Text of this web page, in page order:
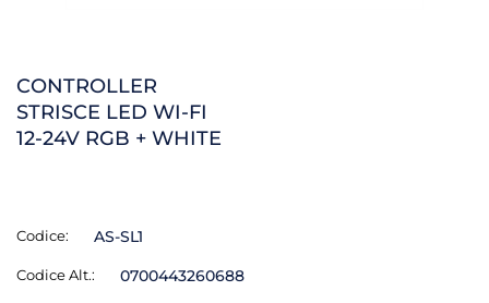
CONTROLLER
STRISCE LED WI-FI
12-24V RGB + WHITE
Codice: AS-SL1
Codice Alt.: 0700443260688